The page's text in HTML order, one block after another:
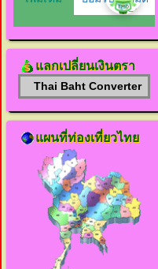
แลกเปลี่ยนเงินตรา
Thai Baht Converter
แผนที่ท่องเที่ยวไทย